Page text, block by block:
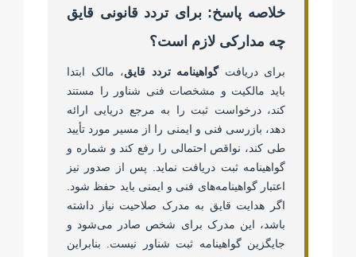
خلاصه پاسخ: برای تردد قانونی قایق
چه مدارکی لازم است؟
برای دریافتگواهینامه تردد قایق، مالک ابتدا
باید مالکیت و مشخصات فنی شناور را مستند
کند، درخواست ثبت را به مرجع دریایی ارائه
دهد، بازرسی فنی و ایمنی را از مسیر مورد تأیید
طی کند، نواقص احتمالی را رفع کند و شماره و
گواهینامه ثبت دریافت نماید. پس از صدور نیز
اعتبار گواهینامه‌های فنی و ایمنی باید حفظ شود.
اگر هدایت قایق به مدرک صلاحیت نیاز داشته
باشد، این مدرک برای شخص صادر می‌شود و
جایگزین گواهینامه ثبت شناور نیست. بنابراین